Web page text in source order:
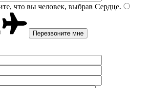
что вы человек, выбрав Сердце.